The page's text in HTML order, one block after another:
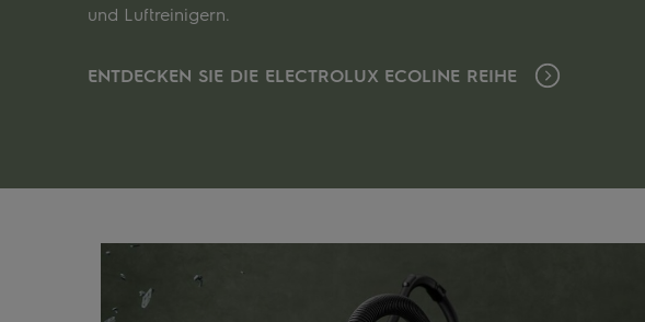
und Luftreinigern.
ENTDECKEN SIE DIE ELECTROLUX ECOLINE REIHE